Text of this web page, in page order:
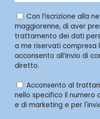
Con l’iscrizione alla
maggiorenne, di aver
trattamento dei dati
a me riservati compresa
acconsento all’invio di
diretto.
Acconsento al
nello specifico il numero
e di marketing e per